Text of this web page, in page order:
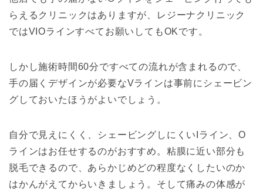
らえるクリニックはありますが、レジーナクリニック
ではVIOラインすべてお願いしてもOKです。
しかし施術時間60分ですべての流れが含まれるので、
手の届くデザインが必要なVラインは事前にシェービン
グしておいたほうがよいでしょう。
自分で見えにくく、シェービングしにくいIライン、O
ラインはお任せするのがおすすめ。粘膜に近い部分も
脱毛できるので、あらかじめどの程度なくしたいのか
はかんがえてからいきましょう。そして痛みの体感が